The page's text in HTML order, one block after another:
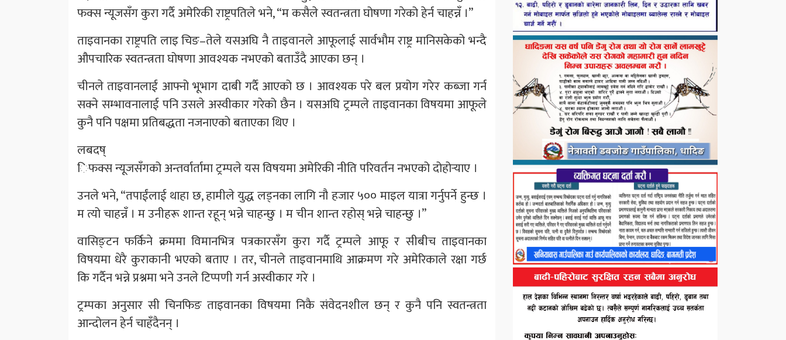
फक्स न्यूजसँग कुरा गर्दै अमेरिकी राष्ट्रपतिले भने, “म कसैले स्वतन्त्रता घोषणा गरेको हेर्न चाहन्नँ ।”
ताइवानका राष्ट्रपति लाइ चिङ–तेले यसअघि नै ताइवानले आफूलाई सार्वभौम राष्ट्र मानिसकेको भन्दै
औपचारिक स्वतन्त्रता घोषणा आवश्यक नभएको बताउँदै आएका छन् ।
चीनले ताइवानलाई आफ्नो भूभाग दाबी गर्दै आएको छ । आवश्यक परे बल प्रयोग गरेर कब्जा गर्न
सक्ने सम्भावनालाई पनि उसले अस्वीकार गरेको छैन । यसअघि ट्रम्पले ताइवानका विषयमा आफूले
कुनै पनि पक्षमा प्रतिबद्धता नजनाएको बताएका थिए ।
लबदष्
िफक्स न्यूजसँगको अन्तर्वार्तामा ट्रम्पले यस विषयमा अमेरिकी नीति परिवर्तन नभएको दोहोर्‍याए ।
उनले भने, “तपाईंलाई थाहा छ, हामीले युद्ध लड्नका लागि नौ हजार ५०० माइल यात्रा गर्नुपर्ने हुन्छ ।
म त्यो चाहन्नँ । म उनीहरू शान्त रहून् भन्ने चाहन्छु । म चीन शान्त रहोस् भन्ने चाहन्छु ।”
वासिङ्टन फर्किने क्रममा विमानभित्र पत्रकारसँग कुरा गर्दै ट्रम्पले आफू र सीबीच ताइवानका
विषयमा धेरै कुराकानी भएको बताए । तर, चीनले ताइवानमाथि आक्रमण गरे अमेरिकाले रक्षा गर्छ
कि गर्दैन भन्ने प्रश्नमा भने उनले टिप्पणी गर्न अस्वीकार गरे ।
ट्रम्पका अनुसार सी चिनफिङ ताइवानका विषयमा निकै संवेदनशील छन् र कुनै पनि स्वतन्त्रता
आन्दोलन हेर्न चाहँदैनन् ।